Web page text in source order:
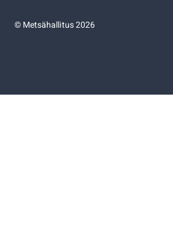
©Metsähallitus 2026